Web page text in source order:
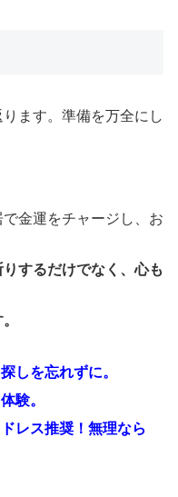
ます。準備を万全にし
金運をチャージし、お
りするだけでなく、心も
しを忘れずに。
験。
レス推奨！無理なら